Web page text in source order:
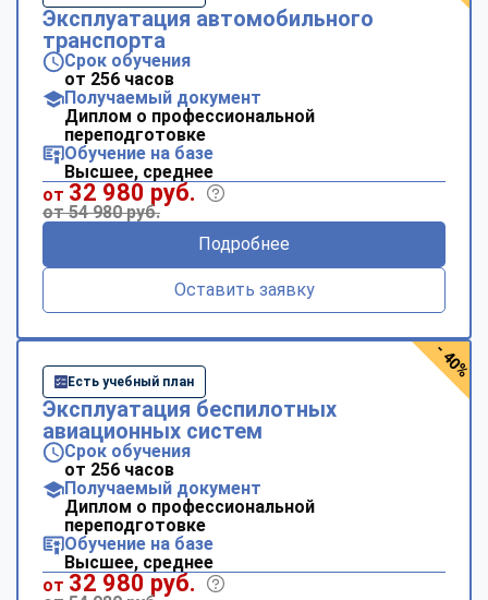
Эксплуатация автомобильного
транспорта
Срок обучения
от 256 часов
Получаемый документ
Диплом о профессиональной
переподготовке
Обучение на базе
Высшее, среднее
от 32 980 руб.
от 54 980 руб.
Подробнее
Оставить заявку
Есть учебный план
Эксплуатация беспилотных
авиационных систем
Срок обучения
от 256 часов
Получаемый документ
Диплом о профессиональной
переподготовке
Обучение на базе
Высшее, среднее
от 32 980 руб.
- 40%